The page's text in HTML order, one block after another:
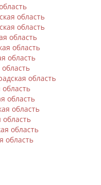
область
область
область
область
область
область
область
область
область
область
область